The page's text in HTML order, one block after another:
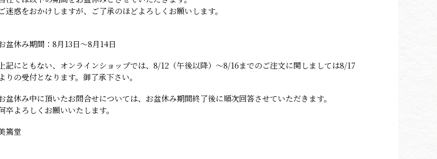
ご迷惑をおかけしますが、ご了承のほどよろしくお願いします。
盆休み期間：8月13日～8月14日
上記にともない、オンラインショップでは、8/12（午後以降）～8/16までのご注文に関しましては8/17
よりの受付となります。御了承下さい。
盆休み中に頂いたお問合せについては、お盆休み期間終了後に順次回答させていただきます。
卒よろしくお願いいたします。
篶堂